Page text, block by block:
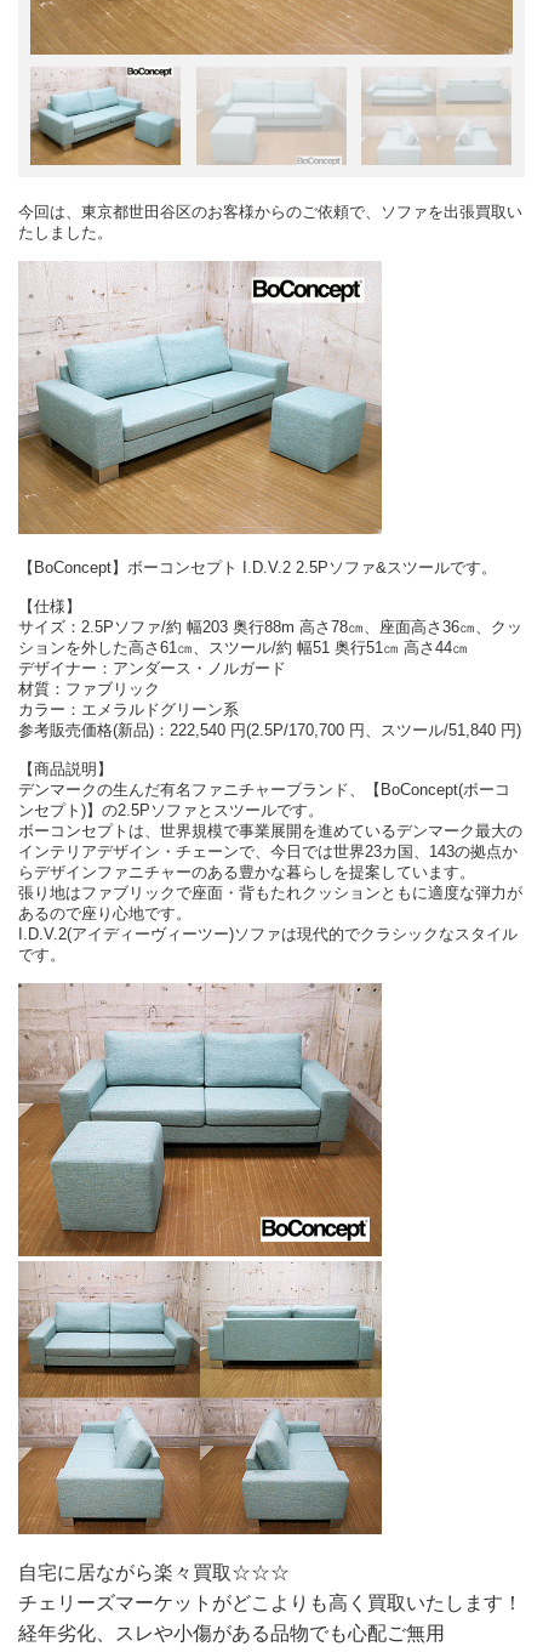
今回は、東京都世田谷区のお客様からのご依頼で、ソファを出張買取い
たしました。
【BoConcept】ボーコンセプト I.D.V.2 2.5Pソファ&スツールです。
【仕様】
サイズ：2.5Pソファ/約 幅203 奥行88m 高さ78㎝、座面高さ36㎝、クッ
ションを外した高さ61㎝、スツール/約 幅51 奥行51㎝ 高さ44㎝
デザイナー：アンダース・ノルガード
材質：ファブリック
カラー：エメラルドグリーン系
参考販売価格(新品)：222,540 円(2.5P/170,700 円、スツール/51,840 円)
【商品説明】
デンマークの生んだ有名ファニチャーブランド、【BoConcept(ボーコ
ンセプト)】の2.5Pソファとスツールです。
ボーコンセプトは、世界規模で事業展開を進めているデンマーク最大の
インテリアデザイン・チェーンで、今日では世界23カ国、143の拠点か
らデザインファニチャーのある豊かな暮らしを提案しています。
張り地はファブリックで座面・背もたれクッションともに適度な弾力が
あるので座り心地です。
I.D.V.2(アイディーヴィーツー)ソファは現代的でクラシックなスタイル
です。
自宅に居ながら楽々買取☆☆☆
チェリーズマーケットがどこよりも高く買取いたします！
経年劣化、スレや小傷がある品物でも心配ご無用